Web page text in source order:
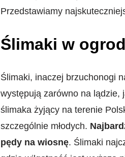
Przedstawiamy
Ślimaki w
Ślimaki, inaczej brzuchonogi
występują zarówno na lądzie,
ślimaka żyjący na terenie
szczególnie młodych.
pędy na wiosnę. Ślimaki